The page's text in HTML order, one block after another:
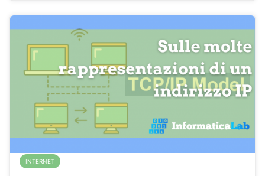
INTERNET